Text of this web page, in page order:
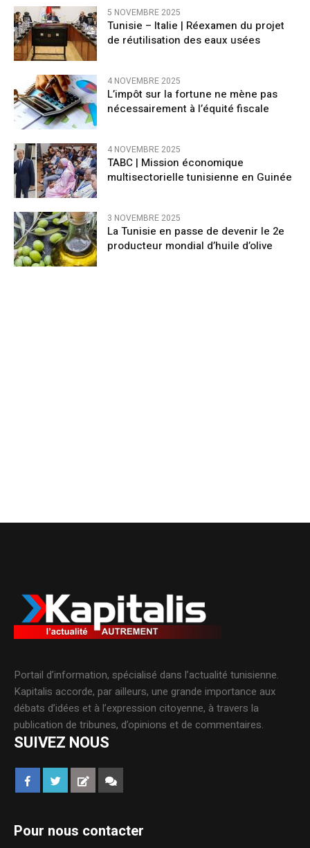
5 NOVEMBRE 2025
Tunisie – Italie | Réexamen du projet
de réutilisation des eaux usées
4 NOVEMBRE 2025
L’impôt sur la fortune ne mène pas
nécessairement à l’équité fiscale
4 NOVEMBRE 2025
TABC | Mission économique
multisectorielle tunisienne en Guinée
3 NOVEMBRE 2025
La Tunisie en passe de devenir le 2e
producteur mondial d’huile d’olive
Portail d’information, spécialisé dans l’actualité tunisienne.
Kapitalis accorde, par ailleurs, une grande importance aux
débats d’idées et à l’expression citoyenne, à travers la
publication de tribunes, d’opinions et de commentaires.
SUIVEZ NOUS
Pour nous contacter